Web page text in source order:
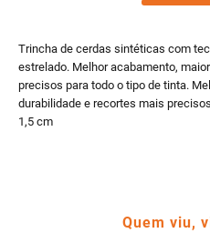
Trincha de cerdas sintéticas com
estrelado. Melhor acabamento,
precisos para todo o tipo de tinta.
durabilidade e recortes mais
1,5 cm
Quem viu,